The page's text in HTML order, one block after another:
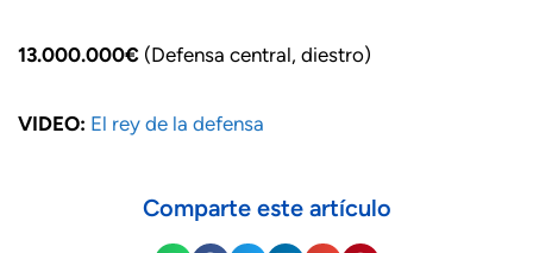
13.000.000€ (Defensa central, diestro)
VIDEO: El rey de la defensa
Comparte este artículo